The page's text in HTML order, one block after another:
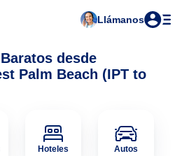
Llámanos
desde
Palm Beach (IPT to
Hoteles Autos